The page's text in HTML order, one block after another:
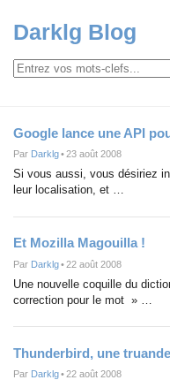
Darklg Blog
Google lance une API
Par Darklg•23 août 2008
Si vous aussi, vous désiriez
leur localisation, et …
Et Mozilla Magouilla !
Par Darklg•22 août 2008
Une nouvelle coquille du
correction pour le mot » …
Thunderbird, une
Par Darklg•22 août 2008